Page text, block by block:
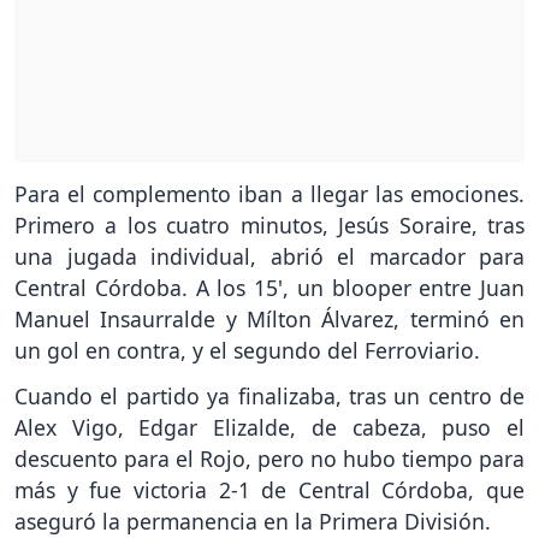
Para el complemento iban a llegar las emociones.
Primero a los cuatro minutos, Jesús Soraire, tras
una jugada individual, abrió el marcador para
Central Córdoba. A los 15', un blooper entre Juan
Manuel Insaurralde y Mílton Álvarez, terminó en
un gol en contra, y el segundo del Ferroviario.
Cuando el partido ya finalizaba, tras un centro de
Alex Vigo, Edgar Elizalde, de cabeza, puso el
descuento para el Rojo, pero no hubo tiempo para
más y fue victoria 2-1 de Central Córdoba, que
aseguró la permanencia en la Primera División.